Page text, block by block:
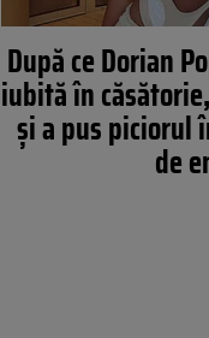
După ce Dorian
iubită în
şi a pus piciorul
de